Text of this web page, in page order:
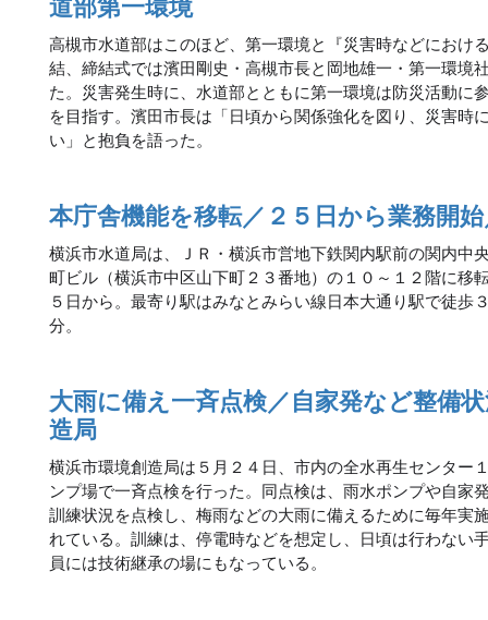
高槻市水道部はこのほど、第一環境と『災害時などにおけ
結、締結式では濱田剛史・高槻市長と岡地雄一・第一環境
た。災害発生時に、水道部とともに第一環境は防災活動に
を目指す。濱田市長は「日頃から関係強化を図り、災害時
い」と抱負を語った。
本庁舎機能を移転／２５日から業務開
横浜市水道局は、ＪＲ・横浜市営地下鉄関内駅前の関内中
町ビル（横浜市中区山下町２３番地）の１０～１２階に移
５日から。最寄り駅はみなとみらい線日本大通り駅で徒歩
分。
大雨に備え一斉点検／自家発など整備
造局
横浜市環境創造局は５月２４日、市内の全水再生センター
ンプ場で一斉点検を行った。同点検は、雨水ポンプや自家
訓練状況を点検し、梅雨などの大雨に備えるために毎年実
れている。訓練は、停電時などを想定し、日頃は行わない
員には技術継承の場にもなっている。